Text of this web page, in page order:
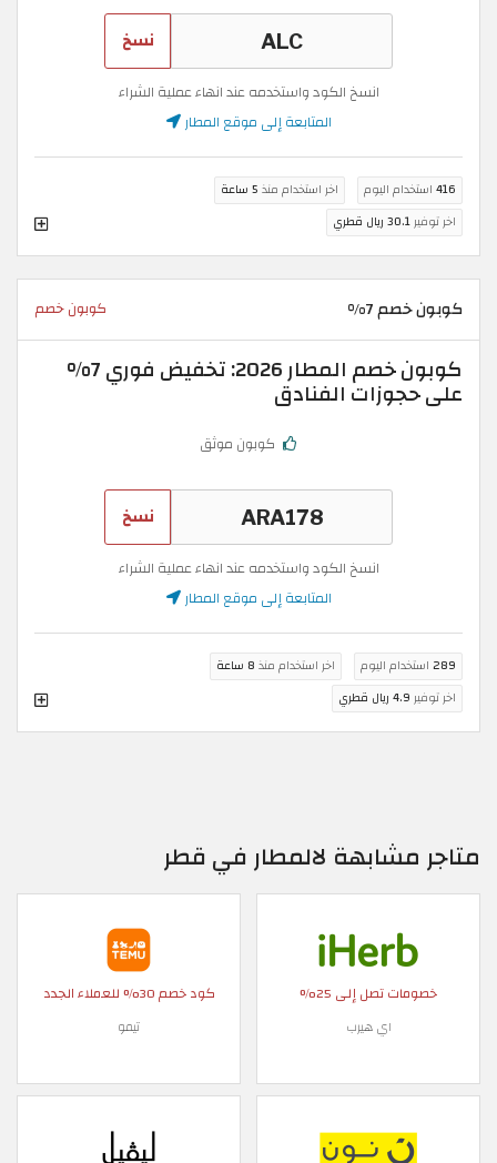
نسخ
انسخ الكود واستخدمه عند انهاء عملية الشراء
المتابعة إلى موقع المطار
416 استخدام اليوم اخر استخدام منذ 5 ساعة
اخر توفير30.1 ريال قطري
كوبون خصم 7% كوبون خصم
كوبون خصم المطار 2026: تخفيض فوري 7%
على حجوزات الفنادق
كوبون موثق
نسخ
انسخ الكود واستخدمه عند انهاء عملية الشراء
المتابعة إلى موقع المطار
289 استخدام اليوم اخر استخدام منذ 8 ساعة
اخر توفير 4.9 ريال قطري
متاجر مشابهة لالمطار في قطر
خصومات تصل إلى 25%
اي هيرب
كود خصم 30% للعملاء الجدد
تيمو